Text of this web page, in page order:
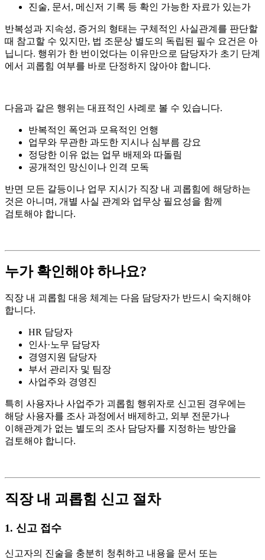
진술, 문서, 메신저 기록 등 확인 가능한 자료가 있는가
반복성과 지속성, 증거의 형태는 구체적인 사실관계를 판단할
때 참고할 수 있지만, 법 조문상 별도의 독립된 필수 요건은 아
닙니다. 행위가 한 번이었다는 이유만으로 담당자가 초기 단계
에서 괴롭힘 여부를 바로 단정하지 않아야 합니다.
다음과 같은 행위는 대표적인 사례로 볼 수 있습니다.
반복적인 폭언과 모욕적인 언행
업무와 무관한 과도한 지시나 심부름 강요
정당한 이유 없는 업무 배제와 따돌림
공개적인 망신이나 인격 모독
반면 모든 갈등이나 업무 지시가 직장 내 괴롭힘에 해당하는
것은 아니며, 개별 사실 관계와 업무상 필요성을 함께
검토해야 합니다.
누가 확인해야 하나요?
직장 내 괴롭힘 대응 체계는 다음 담당자가 반드시 숙지해야
합니다.
HR 담당자
인사·노무 담당자
경영지원 담당자
부서 관리자 및 팀장
사업주와 경영진
특히 사용자나 사업주가 괴롭힘 행위자로 신고된 경우에는
해당 사용자를 조사 과정에서 배제하고, 외부 전문가나
이해관계가 없는 별도의 조사 담당자를 지정하는 방안을
검토해야 합니다.
직장 내 괴롭힘 신고 절차
1. 신고 접수
신고자의 진술을 충분히 청취하고 내용을 문서 또는